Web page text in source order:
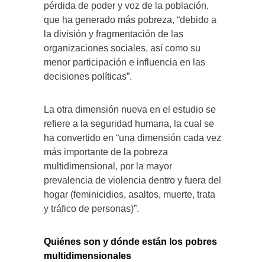
pérdida de poder y voz de la población,
que ha generado más pobreza, “debido a
la división y fragmentación de las
organizaciones sociales, así como su
menor participación e influencia en las
decisiones políticas”.
La otra dimensión nueva en el estudio se
refiere a la seguridad humana, la cual se
ha convertido en “una dimensión cada vez
más importante de la pobreza
multidimensional, por la mayor
prevalencia de violencia dentro y fuera del
hogar (feminicidios, asaltos, muerte, trata
y tráfico de personas)”.
Quiénes son y dónde están los pobres
multidimensionales